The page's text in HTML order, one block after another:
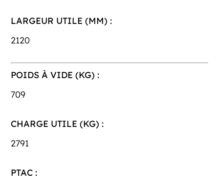
LARGEUR UTILE (MM) :
2120
POIDS À VIDE (KG) :
709
CHARGE UTILE (KG) :
2791
PTAC :